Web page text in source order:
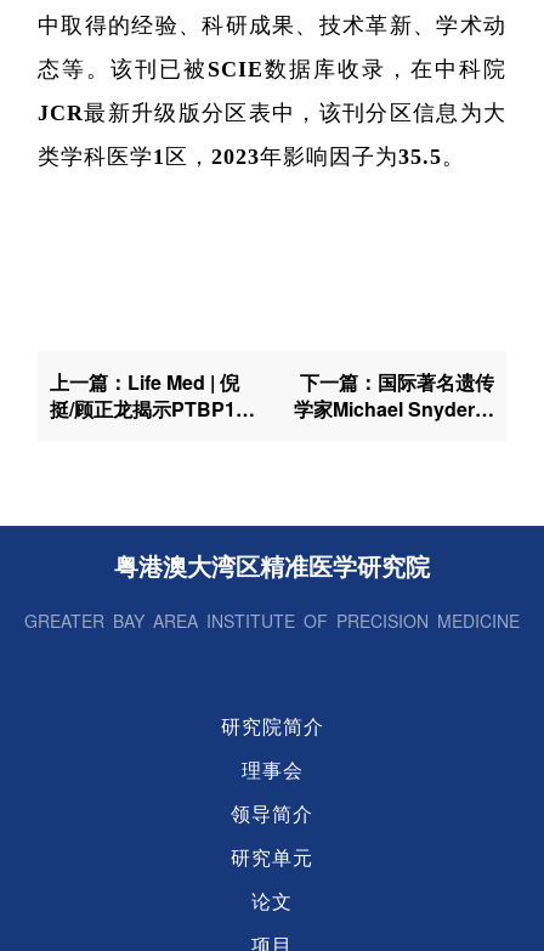
中取得的经验、科研成果、技术革新、学术动
态等。该刊已被SCIE数据库收录，在中科院
JCR最新升级版分区表中，该刊分区信息为大
类学科医学1区，2023年影响因子为35.5。
上一篇：Life Med | 倪
挺/顾正龙揭示PTBP1可
下一篇：国际著名遗传
学家Michael Snyder教
粤港澳大湾区精准医学研究院
GREATER BAY AREA INSTITUTE OF PRECISION MEDICINE
研究院简介
理事会
领导简介
研究单元
论文
项目